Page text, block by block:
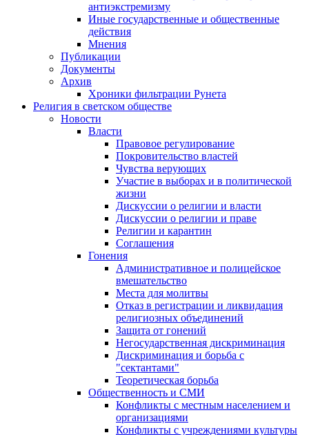
антиэкстремизму
Иные государственные и общественные
действия
Мнения
Публикации
Документы
Архив
Хроники фильтрации Рунета
Религия в светском обществе
Новости
Власти
Правовое регулирование
Покровительство властей
Чувства верующих
Участие в выборах и в политической
жизни
Дискуссии о религии и власти
Дискуссии о религии и праве
Религии и карантин
Соглашения
Гонения
Административное и полицейское
вмешательство
Места для молитвы
Отказ в регистрации и ликвидация
религиозных объединений
Защита от гонений
Негосударственная дискриминация
Дискриминация и борьба с
"сектантами"
Теоретическая борьба
Общественность и СМИ
Конфликты с местным населением и
организациями
Конфликты с учреждениями культуры